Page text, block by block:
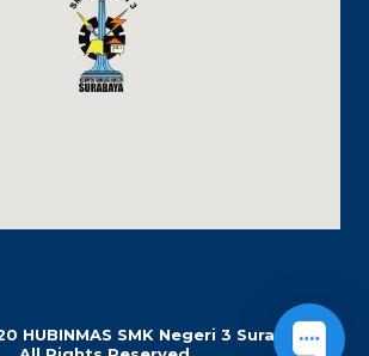
HUBINMAS SMK Negeri 3 Surabaya |